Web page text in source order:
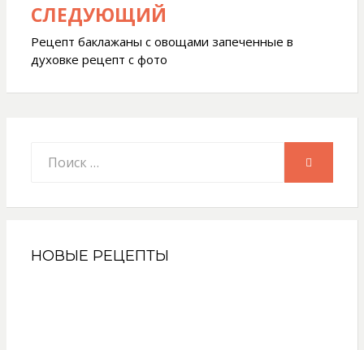
СЛЕДУЮЩИЙ
Рецепт баклажаны с овощами запеченные в
духовке рецепт с фото
НОВЫЕ РЕЦЕПТЫ